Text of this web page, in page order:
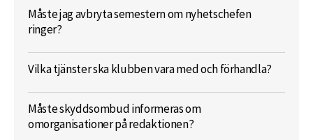
Måste jag avbryta semestern om nyhetschefen
ringer?
Vilka tjänster ska klubben vara med och förhandla?
Måste skyddsombud informeras om
omorganisationer på redaktionen?